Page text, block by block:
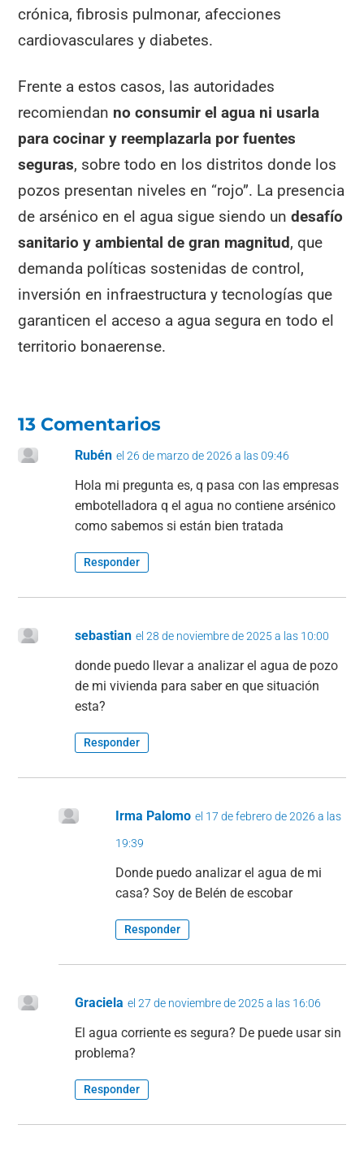
crónica, fibrosis pulmonar, afecciones
cardiovasculares y diabetes.
Frente a estos casos, las autoridades
recomiendan no consumir el agua ni usarla
para cocinar y reemplazarla por fuentes
seguras, sobre todo en los distritos donde los
pozos presentan niveles en “rojo”. La presencia
de arsénico en el agua sigue siendo un desafío
sanitario y ambiental de gran magnitud, que
demanda políticas sostenidas de control,
inversión en infraestructura y tecnologías que
garanticen el acceso a agua segura en todo el
territorio bonaerense.
13 Comentarios
Rubén el 26 de marzo de 2026 a las 09:46
Hola mi pregunta es, q pasa con las empresas
embotelladora q el agua no contiene arsénico
como sabemos si están bien tratada
Responder
sebastian el 28 de noviembre de 2025 a las 10:00
donde puedo llevar a analizar el agua de pozo
de mi vivienda para saber en que situación
esta?
Responder
Irma Palomo el 17 de febrero de 2026 a las
19:39
Donde puedo analizar el agua de mi
casa? Soy de Belén de escobar
Responder
Graciela el 27 de noviembre de 2025 a las 16:06
El agua corriente es segura? De puede usar sin
problema?
Responder